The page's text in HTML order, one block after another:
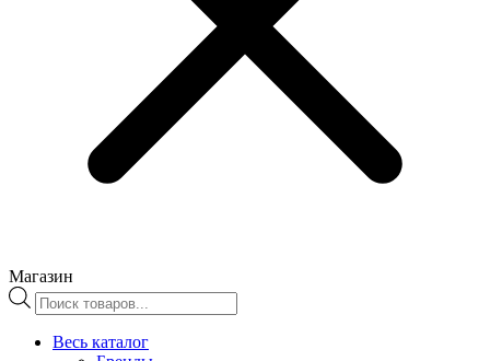
Магазин
Поиск
товаров
Весь каталог